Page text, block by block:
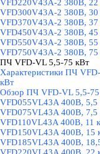
VFD220V43A-2 380В, 22
VFD300V43A-2 380В, 30
VFD370V43A-2 380В, 37
VFD450V43A-2 380В, 45
VFD550V43A-2 380В, 55
VFD750V43A-2 380В, 75
ПЧ VFD-VL 5,5-75 кВт
Характеристики ПЧ
кВт
Обзор ПЧ VFD-VL 5,5-
VFD055VL43A 400В, 5,5
VFD075VL43A 400В, 7,5
VFD110VL43A 400В, 11
VFD150VL43A 400В, 15
VFD185VL43A 400В,